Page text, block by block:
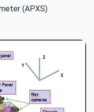
(APXS)